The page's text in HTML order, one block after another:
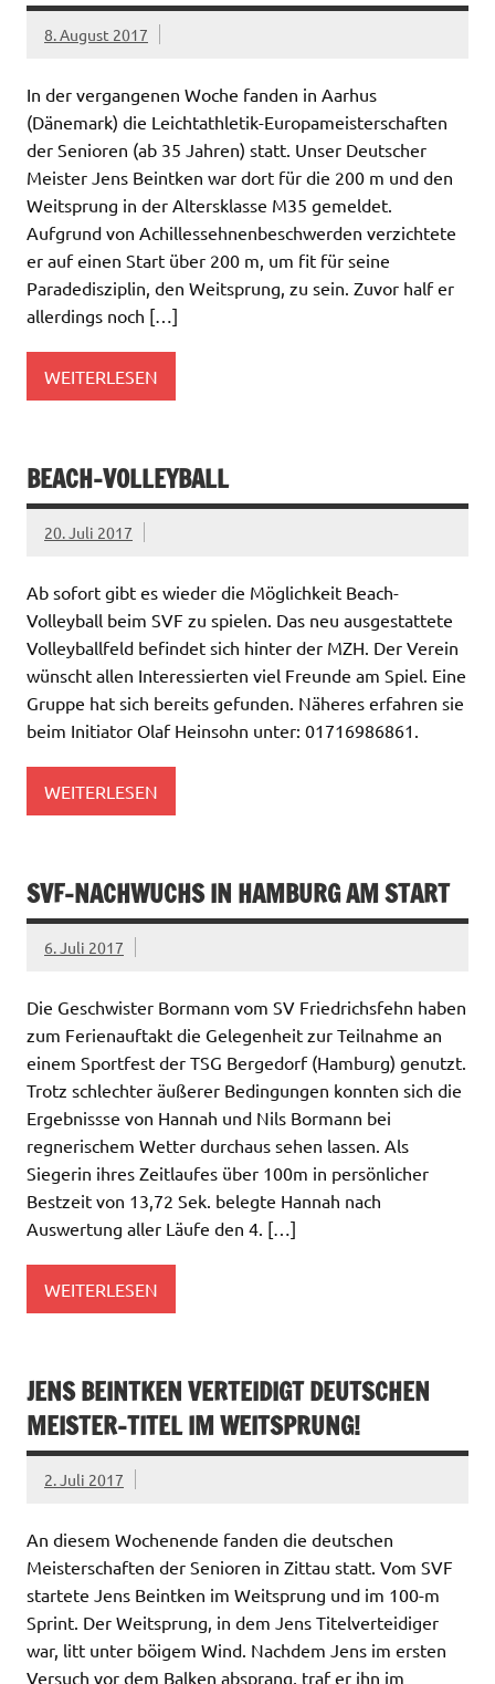
8. August 2017
In der vergangenen Woche fanden in Aarhus
(Dänemark) die Leichtathletik-Europameisterschaften
der Senioren (ab 35 Jahren) statt. Unser Deutscher
Meister Jens Beintken war dort für die 200 m und den
Weitsprung in der Altersklasse M35 gemeldet.
Aufgrund von Achillessehnenbeschwerden verzichtete
er auf einen Start über 200 m, um fit für seine
Paradedisziplin, den Weitsprung, zu sein. Zuvor half er
allerdings noch […]
WEITERLESEN
BEACH-VOLLEYBALL
20. Juli 2017
Ab sofort gibt es wieder die Möglichkeit Beach-
Volleyball beim SVF zu spielen. Das neu ausgestattete
Volleyballfeld befindet sich hinter der MZH. Der Verein
wünscht allen Interessierten viel Freunde am Spiel. Eine
Gruppe hat sich bereits gefunden. Näheres erfahren sie
beim Initiator Olaf Heinsohn unter: 01716986861.
WEITERLESEN
SVF-NACHWUCHS IN HAMBURG AM START
6. Juli 2017
Die Geschwister Bormann vom SV Friedrichsfehn haben
zum Ferienauftakt die Gelegenheit zur Teilnahme an
einem Sportfest der TSG Bergedorf (Hamburg) genutzt.
Trotz schlechter äußerer Bedingungen konnten sich die
Ergebnissse von Hannah und Nils Bormann bei
regnerischem Wetter durchaus sehen lassen. Als
Siegerin ihres Zeitlaufes über 100m in persönlicher
Bestzeit von 13,72 Sek. belegte Hannah nach
Auswertung aller Läufe den 4. […]
WEITERLESEN
JENS BEINTKEN VERTEIDIGT DEUTSCHEN
MEISTER-TITEL IM WEITSPRUNG!
2. Juli 2017
An diesem Wochenende fanden die deutschen
Meisterschaften der Senioren in Zittau statt. Vom SVF
startete Jens Beintken im Weitsprung und im 100-m
Sprint. Der Weitsprung, in dem Jens Titelverteidiger
war, litt unter böigem Wind. Nachdem Jens im ersten
Versuch vor dem Balken absprang, traf er ihn im